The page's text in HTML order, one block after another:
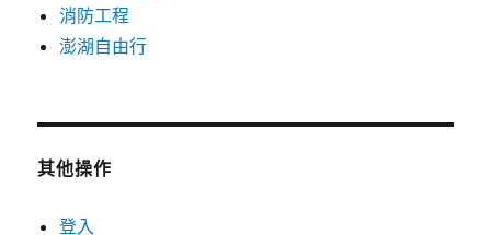
消防工程
澎湖自由行
其他操作
登入